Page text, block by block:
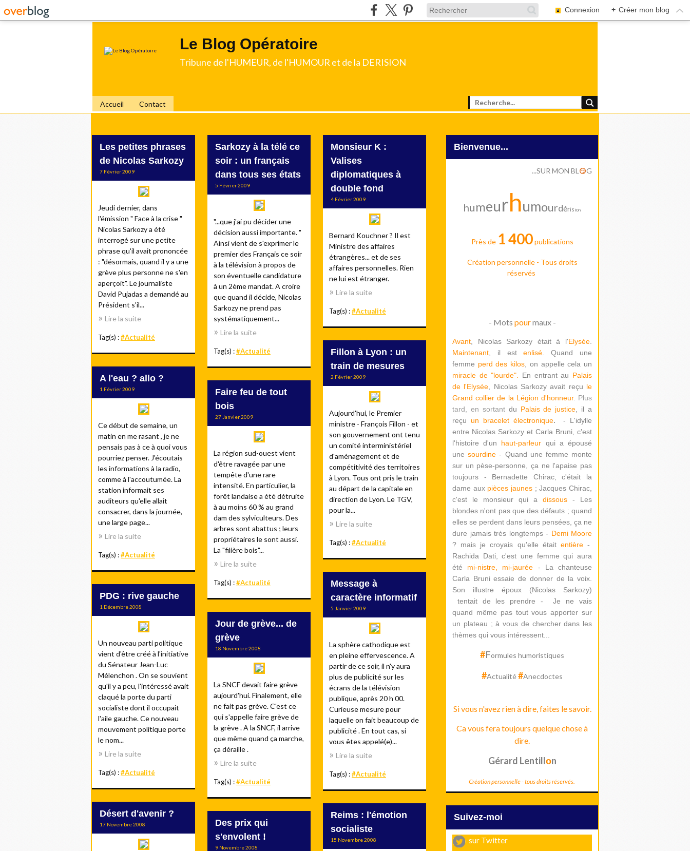
Connexion + Créer mon blog
Le Blog Opératoire
Tribune de l'HUMEUR, de l'HUMOUR et de la DERISION
Accueil Contact
Les petites phrases
de Nicolas Sarkozy
7 Février 2009
Jeudi dernier, dans
l'émission " Face à la crise "
Nicolas Sarkozy a été
interrogé sur une petite
phrase qu'il avait prononcée
: "désormais, quand il y a une
grève plus personne ne s'en
aperçoit". Le journaliste
David Pujadas a demandé au
Président s'il...
Lire la suite
Tag(s) :#Actualité
Sarkozy à la télé ce
soir : un français
dans tous ses états
5 Février 2009
"...que j'ai pu décider une
décision aussi importante. "
Ainsi vient de s'exprimer le
premier des Français ce soir
à la télévision à propos de
son éventuelle candidature
à un 2ème mandat. A croire
que quand il décide, Nicolas
Sarkozy ne prend pas
systématiquement...
Lire la suite
Tag(s) :#Actualité
Monsieur K :
Valises
diplomatiques à
double fond
4 Février 2009
Bernard Kouchner ? Il est
Ministre des affaires
étrangères... et de ses
affaires personnelles. Rien
ne lui est étranger.
Lire la suite
Tag(s) :#Actualité
Fillon à Lyon : un
train de mesures
2 Février 2009
Aujourd'hui, le Premier
ministre - François Fillon - et
son gouvernement ont tenu
un comité interministériel
d'aménagement et de
compétitivité des territoires
à Lyon. Tous ont pris le train
au départ de la capitale en
direction de Lyon. Le TGV,
pour la...
Lire la suite
Tag(s) :#Actualité
A l'eau ? allo ?
1 Février 2009
Ce début de semaine, un
matin en me rasant , je ne
pensais pas à ce à quoi vous
pourriez penser. J'écoutais
les informations à la radio,
comme à l'accoutumée. La
station informait ses
auditeurs qu'elle allait
consacrer, dans la journée,
une large page...
Lire la suite
Tag(s) :#Actualité
Faire feu de tout
bois
27 Janvier 2009
La région sud-ouest vient
d'être ravagée par une
tempête d'une rare
intensité. En particulier, la
forêt landaise a été détruite
à au moins 60 % au grand
dam des sylviculteurs. Des
arbres sont abattus ; leurs
propriétaires le sont aussi.
La "filière bois"...
Lire la suite
Tag(s) :#Actualité
Message à
caractère informatif
5 Janvier 2009
La sphère cathodique est
en pleine effervescence. A
partir de ce soir, il n'y aura
plus de publicité sur les
écrans de la télévision
publique, après 20 h 00.
Curieuse mesure pour
laquelle on fait beaucoup de
publicité . En tout cas, si
vous êtes appelé(e)...
Lire la suite
Tag(s) :#Actualité
PDG : rive gauche
1 Décembre 2008
Un nouveau parti politique
vient d'être créé à l'initiative
du Sénateur Jean-Luc
Mélenchon . On se souvient
qu'il y a peu, l'intéressé avait
claqué la porte du parti
socialiste dont il occupait
l'aile gauche. Ce nouveau
mouvement politique porte
le nom...
Lire la suite
Tag(s) :#Actualité
Jour de grève... de
grève
18 Novembre 2008
La SNCF devait faire grève
aujourd'hui. Finalement, elle
ne fait pas grève. C'est ce
qui s'appelle faire grève de
la grève . A la SNCF, il arrive
que même quand ça marche,
ça déraille .
Lire la suite
Tag(s) :#Actualité
Désert d'avenir ?
17 Novembre 2008
Reims : l'émotion
socialiste
15 Novembre 2008
Des prix qui
s'envolent !
9 Novembre 2008
Bienvenue...
...SUR MON BL 😏G
humeurhumourdérision
Près de 1 400 publications
Création personnelle - Tous droits
réservés
- Mots pourmaux -
Avant , Nicolas Sarkozy était à l'Elysée
Maintenant , il estenlisé . Quand une
femme perd des kilos , on appelle cela un
miracle de "lourde". En entrant au Palais
de l'Elysée , Nicolas Sarkozy avait reçu le
Grand collier de la Légion d'honneur. Plus
tard, en sortantdu Palais de justice , il a
reçu un bracelet électronique.
- L'idylle
entre Nicolas Sarkozy et Carla Bruni, c'est
l'histoire d'un haut-parleur qui a épousé
unesourdine - Quand une femme monte
sur un pèse-personne, ça ne l'apaise pas
toujours - Bernadette Chirac, c'était la
dame aux pièces jaunes ; Jacques Chirac,
c'est le monsieur qui a dissous - Les
blondes n'ont pas que des défauts ; quand
elles se perdent dans leurs pensées, ça ne
dure jamais très longtemps - Demi Moore
? mais je croyais qu'elle étaitentière-
Rachida Dati , c'est une femme qui aura
été mi-nistre, mi-jaurée -
La chanteuse
Carla Bruni essaie de donner de la voix.
Son illustre époux (Nicolas Sarkozy)
tentait de les prendre - Je ne vais
quand même pas tout vous apporter sur
un plateau ; à vous de chercher dans les
thèmes qui vous intéressent...
#Formules humoristiques
#Actualité#Anecdoctes
Si vous n'avez rien à dire, faites le savoir.
Ca vous fera toujours quelque chose à
dire.
Gérard Lentillon
Création personnelle - tous droits réservés.
Suivez-moi
sur Twitter